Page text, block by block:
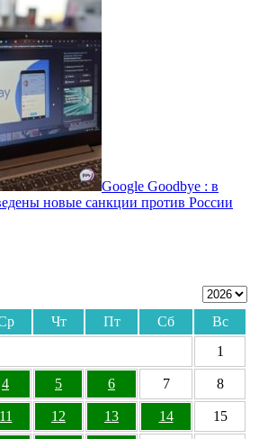
Google Goodbye : в
новые санкции против России
Чт Пт Сб
Вс
1
4 5 6 7 8
11 12 13 14 15